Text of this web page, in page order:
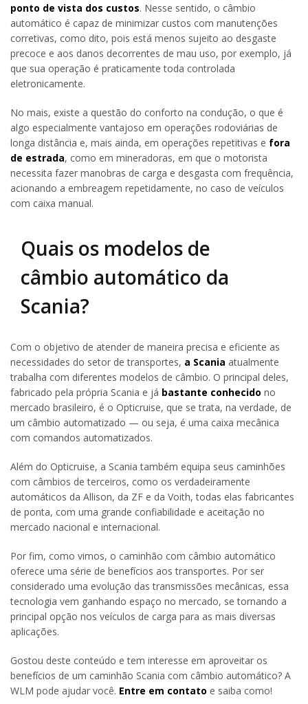
ponto de vista dos custos. Nesse sentido, o câmbio
automático é capaz de minimizar custos com manutenções
corretivas, como dito, pois está menos sujeito ao desgaste
precoce e aos danos decorrentes de mau uso, por exemplo, já
que sua operação é praticamente toda controlada
eletronicamente.
No mais, existe a questão do conforto na condução, o que é
algo especialmente vantajoso em operações rodoviárias de
longa distância e, mais ainda, em operações repetitivas e fora
de estrada, como em mineradoras, em que o motorista
necessita fazer manobras de carga e desgasta com frequência,
acionando a embreagem repetidamente, no caso de veículos
com caixa manual.
Quais os modelos de
câmbio automático da
Scania?
Com o objetivo de atender de maneira precisa e eficiente as
necessidades do setor de transportes, a Scania atualmente
trabalha com diferentes modelos de câmbio. O principal deles,
fabricado pela própria Scania e já bastante conhecido no
mercado brasileiro, é o Opticruise, que se trata, na verdade, de
um câmbio automatizado — ou seja, é uma caixa mecânica
com comandos automatizados.
Além do Opticruise, a Scania também equipa seus caminhões
com câmbios de terceiros, como os verdadeiramente
automáticos da Allison, da ZF e da Voith, todas elas fabricantes
de ponta, com uma grande confiabilidade e aceitação no
mercado nacional e internacional.
Por fim, como vimos, o caminhão com câmbio automático
oferece uma série de benefícios aos transportes. Por ser
considerado uma evolução das transmissões mecânicas, essa
tecnologia vem ganhando espaço no mercado, se tornando a
principal opção nos veículos de carga para as mais diversas
aplicações.
Gostou deste conteúdo e tem interesse em aproveitar os
benefícios de um caminhão Scania com câmbio automático? A
WLM pode ajudar você. Entre em contato e saiba como!